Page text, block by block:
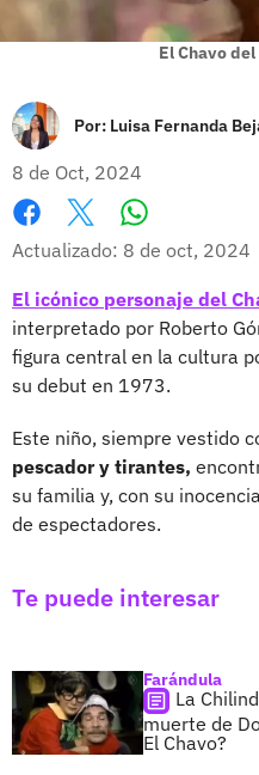
El Chavo del
Por: Luisa Fernanda
8 de Oct, 2024
Facebook
X
Actualizado: 8 de oct, 2024
El icónico personaje del
interpretado por Roberto
figura central en la cultura
su debut en 1973.
Este niño, siempre vestido
pescador y tirantes,
su familia y, con su
de espectadores.
Te puede interesar
Farándula
La
muerte de
El Chavo?